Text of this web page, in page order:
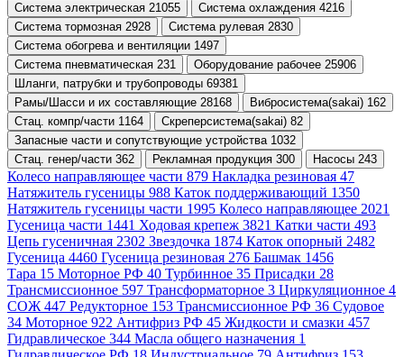
Система электрическая 21055
Система охлаждения 4216
Система тормозная 2928
Система рулевая 2830
Система обогрева и вентиляции 1497
Система пневматическая 231
Оборудование рабочее 25906
Шланги, патрубки и трубопроводы 69381
Рамы/Шасси и их составляющие 28168
Вибросистема(sakai) 162
Стац. компр/части 1164
Скреперсистема(sakai) 82
Запасные части и сопутствующие устройства 1032
Стац. генер/части 362
Рекламная продукция 300 Насосы 243
Колесо направляющее части 879 Накладка резиновая 47
Натяжитель гусеницы 988 Каток поддерживающий 1350
Натяжитель гусеницы части 1995 Колесо направляющее 2021
Гусеница части 1441 Ходовая крепеж 3821 Катки части 493
Цепь гусеничная 2302 Звездочка 1874 Каток опорный 2482
Гусеница 4460 Гусеница резиновая 276 Башмак 1456
Тара 15 Моторное РФ 40 Турбинное 35 Присадки 28
Трансмиссионное 597 Трансформаторное 3 Циркуляционное 4
СОЖ 447 Редукторное 153 Трансмиссионное РФ 36 Судовое
34 Моторное 922 Антифриз РФ 45 Жидкости и смазки 457
Гидравлическое 344 Масла общего назначения 1